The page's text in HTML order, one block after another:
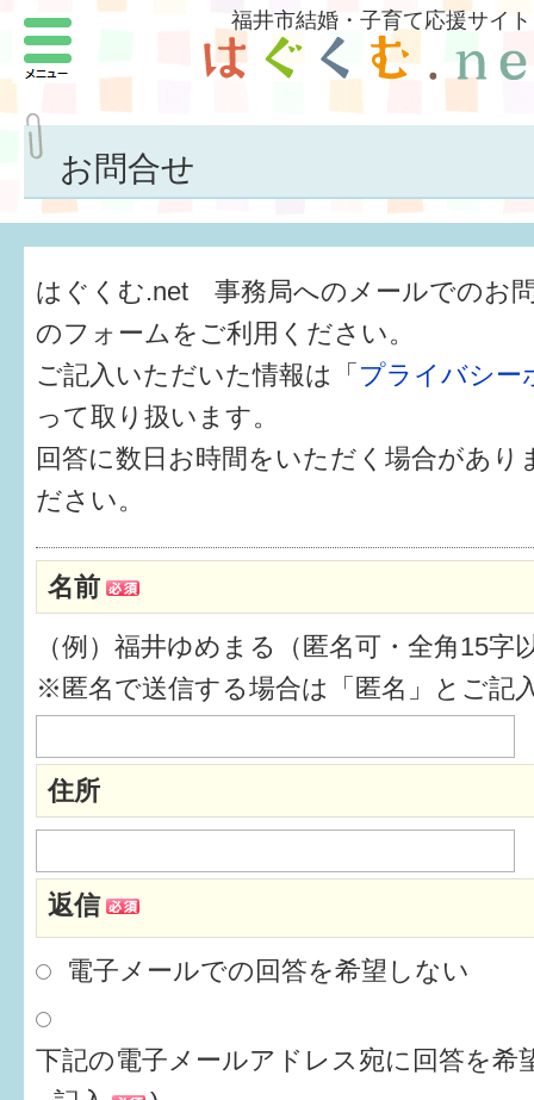
福井市結婚・子育て応援サイト
お問合せ
はぐくむ.net 事務局へのメールでのお
のフォームをご利用ください。
ご記入いただいた情報は「 プライバシー
って取り扱います。
回答に数日お時間をいただく場合があり
ださい。
名前
（例）福井ゆめまる（匿名可・全角15字
※匿名で送信する場合は「匿名」とご記
住所
返信
電子メールでの回答を希望しない
下記の電子メールアドレス宛に回答を希
メニュー
結婚したい
子どもがほしい
福井の子育て環境
子どもを育てよう
もしものときの緊急連絡先
届出・手当・助成
健診・予防接種
仲間づくり・遊び場
子どもを預けたい
入園・入学
相談したい
さまざまな支援
子育てカレンダー
妊娠
3か月〜6か月